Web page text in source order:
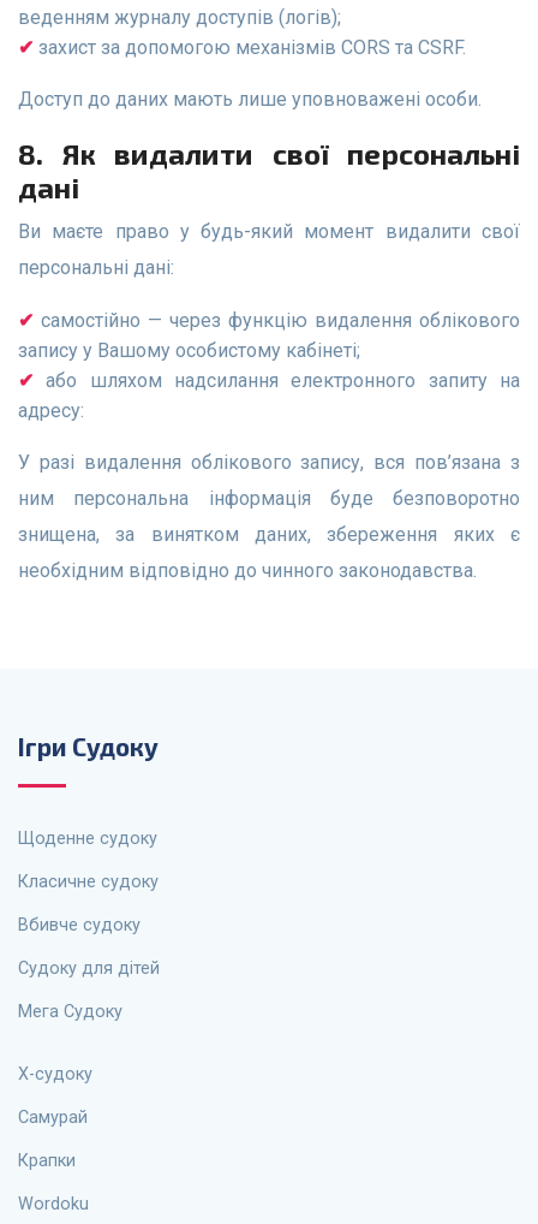
веденням журналу доступів (логів);
захист за допомогою механізмів CORS та CSRF.
Доступ до даних мають лише уповноважені особи.
8. Як видалити свої персональні
дані
Ви маєте право у будь-який момент видалити свої
персональні дані:
самостійно — через функцію видалення облікового
запису у Вашому особистому кабінеті;
або шляхом надсилання електронного запиту на
адресу:
У разі видалення облікового запису, вся пов’язана з
ним персональна інформація буде безповоротно
знищена, за винятком даних, збереження яких є
необхідним відповідно до чинного законодавства.
Ігри Судоку
Щоденне судоку
Класичне судоку
Вбивче судоку
Судоку для дітей
Мега Судоку
X-судоку
Самурай
Крапки
Wordoku